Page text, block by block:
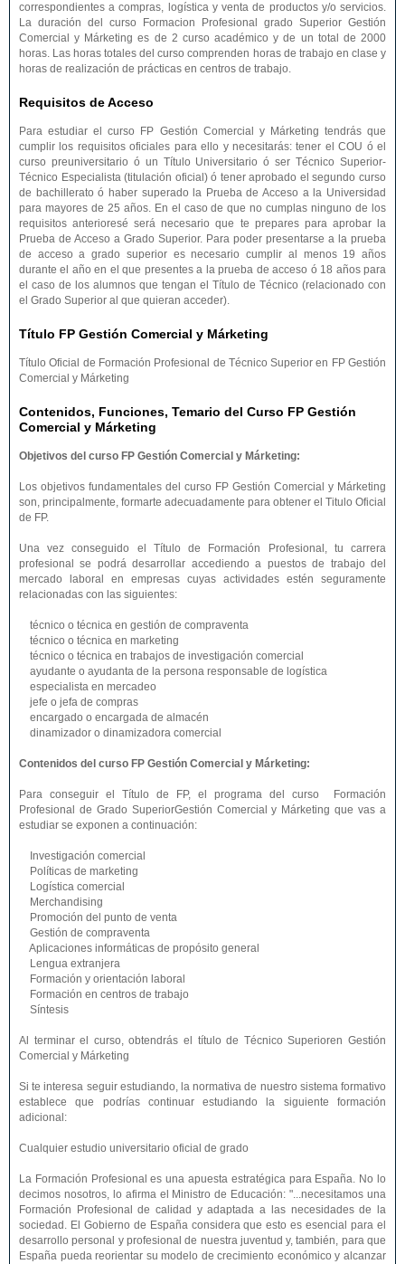
correspondientes a compras, logística y venta de productos y/o servicios.
La duración del curso Formacion Profesional grado Superior Gestión
Comercial y Márketing es de 2 curso académico y de un total de 2000
horas. Las horas totales del curso comprenden horas de trabajo en clase y
horas de realización de prácticas en centros de trabajo.
Requisitos de Acceso
Para estudiar el curso FP Gestión Comercial y Márketing tendrás que
cumplir los requisitos oficiales para ello y necesitarás: tener el COU ó el
curso preuniversitario ó un Título Universitario ó ser Técnico Superior-
Técnico Especialista (titulación oficial) ó tener aprobado el segundo curso
de bachillerato ó haber superado la Prueba de Acceso a la Universidad
para mayores de 25 años. En el caso de que no cumplas ninguno de los
requisitos anterioresé será necesario que te prepares para aprobar la
Prueba de Acceso a Grado Superior. Para poder presentarse a la prueba
de acceso a grado superior es necesario cumplir al menos 19 años
durante el año en el que presentes a la prueba de acceso ó 18 años para
el caso de los alumnos que tengan el Título de Técnico (relacionado con
el Grado Superior al que quieran acceder).
Título FP Gestión Comercial y Márketing
Título Oficial de Formación Profesional de Técnico Superior en FP Gestión
Comercial y Márketing
Contenidos, Funciones, Temario del Curso FP Gestión
Comercial y Márketing
Objetivos del curso FP Gestión Comercial y Márketing:
Los objetivos fundamentales del curso FP Gestión Comercial y Márketing
son, principalmente, formarte adecuadamente para obtener el Titulo Oficial
de FP.
Una vez conseguido el Título de Formación Profesional, tu carrera
profesional se podrá desarrollar accediendo a puestos de trabajo del
mercado laboral en empresas cuyas actividades estén seguramente
relacionadas con las siguientes:
técnico o técnica en gestión de compraventa
técnico o técnica en marketing
técnico o técnica en trabajos de investigación comercial
ayudante o ayudanta de la persona responsable de logística
especialista en mercadeo
jefe o jefa de compras
encargado o encargada de almacén
dinamizador o dinamizadora comercial
Contenidos del curso FP Gestión Comercial y Márketing:
Para conseguir el Título de FP, el programa del curso Formación
Profesional de Grado SuperiorGestión Comercial y Márketing que vas a
estudiar se exponen a continuación:
Investigación comercial
Políticas de marketing
Logística comercial
Merchandising
Promoción del punto de venta
Gestión de compraventa
Aplicaciones informáticas de propósito general
Lengua extranjera
Formación y orientación laboral
Formación en centros de trabajo
Síntesis
Al terminar el curso, obtendrás el título de Técnico Superioren Gestión
Comercial y Márketing
Si te interesa seguir estudiando, la normativa de nuestro sistema formativo
establece que podrías continuar estudiando la siguiente formación
adicional:
Cualquier estudio universitario oficial de grado
La Formación Profesional es una apuesta estratégica para España. No lo
decimos nosotros, lo afirma el Ministro de Educación: "...necesitamos una
Formación Profesional de calidad y adaptada a las necesidades de la
sociedad. El Gobierno de España considera que esto es esencial para el
desarrollo personal y profesional de nuestra juventud y, también, para que
España pueda reorientar su modelo de crecimiento económico y alcanzar